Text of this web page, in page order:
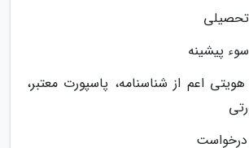
تحصیلی
پیشینه
هویتی اعم از شناسنامه، پاسپورت معتبر،
درخواست